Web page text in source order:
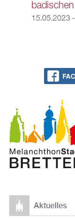
15.05.2023
Aktuelles